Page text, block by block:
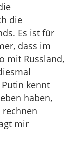
die
Es ist für
dass im
mit Russland,
kennt
haben,
rechnen
mir